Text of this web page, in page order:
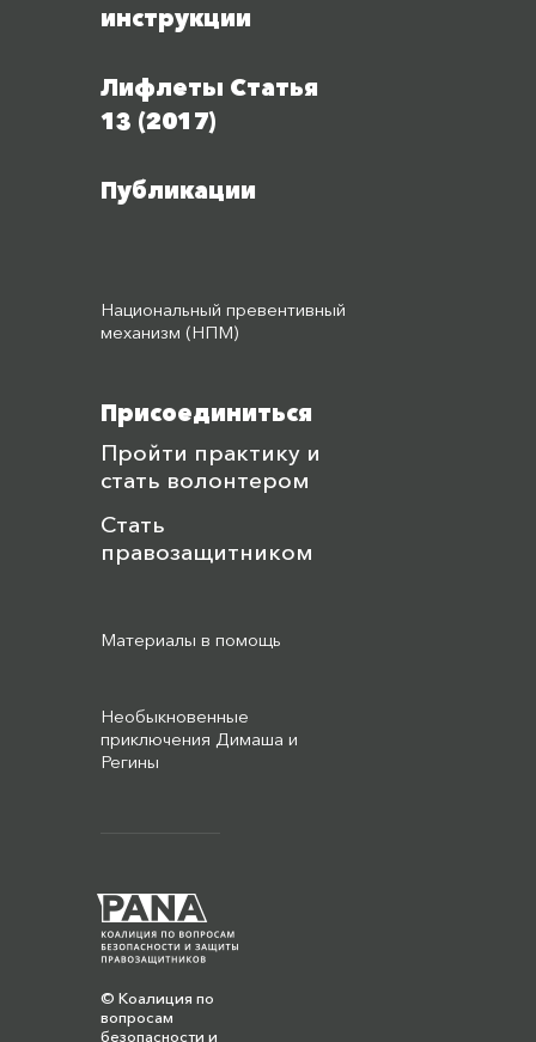
© Коалиция по
вопросам
безопасности и
инструкции
Лифлеты Статья
13 (2017)
Публикации
Национальный превентивный
механизм (НПМ)
Присоединиться
Пройти практику и
стать волонтером
Стать
правозащитником
Материалы в помощь
Необыкновенные
приключения Димаша и
Регины